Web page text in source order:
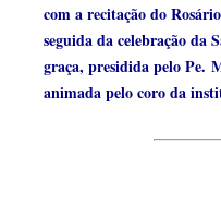
com a recitação do
seguida da celebração da
graça, presidida pelo Pe.
animada pelo coro da